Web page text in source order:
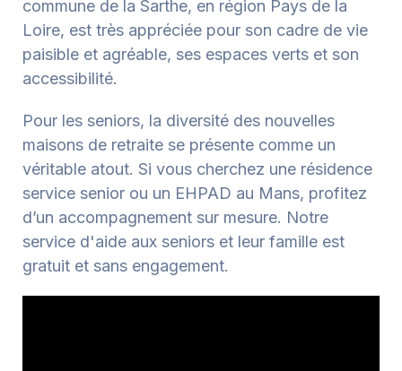
commune de la Sarthe, en région Pays de la
Loire, est très appréciée pour son cadre de vie
paisible et agréable, ses espaces verts et son
accessibilité.
Pour les seniors, la diversité des nouvelles
maisons de retraite se présente comme un
véritable atout. Si vous cherchez une résidence
service senior ou un EHPAD au Mans, profitez
d’un accompagnement sur mesure. Notre
service d'aide aux seniors et leur famille est
gratuit et sans engagement.